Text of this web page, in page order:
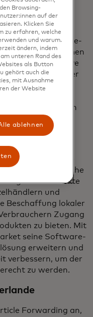
ab, eine All-in-One-
kleine Unternehmen
Mastercard Strive
umfassender
zu
für kleine
um das Risiko von
der kleine
landwirtschaftliche
ihrer Produkte
und
Beschaffung lokaler
Zugang
zu bieten. Mit
seine Software-
erweitern und
verbessern, um der
zu werden.
Forwarding an,
Browsing-
auf der
Klicken Sie
zu erfahren, welche
und warum.
ändern, indem
unteren Rand des
als Button
gehört auch die
mit Ausnahme
der Website
ablehnen